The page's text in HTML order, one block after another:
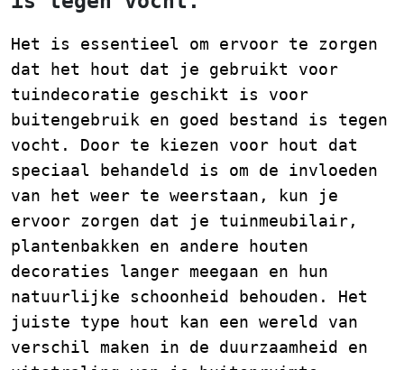
Het is essentieel om ervoor te zorgen
dat het hout dat je gebruikt voor
tuindecoratie geschikt is voor
buitengebruik en goed bestand is tegen
vocht. Door te kiezen voor hout dat
speciaal behandeld is om de invloeden
van het weer te weerstaan, kun je
ervoor zorgen dat je tuinmeubilair,
plantenbakken en andere houten
decoraties langer meegaan en hun
natuurlijke schoonheid behouden. Het
juiste type hout kan een wereld van
verschil maken in de duurzaamheid en